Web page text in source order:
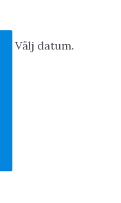
Välj datum.